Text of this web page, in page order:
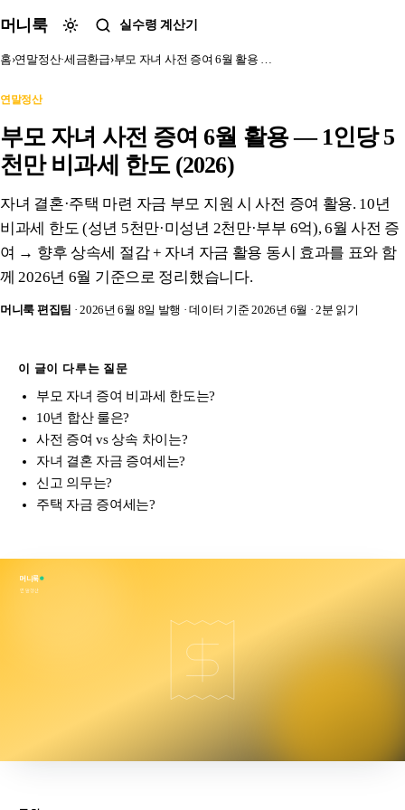
머니룩 실수령 계산기
홈›연말정산·세금환급›부모 자녀 사전 증여 6월 활용 …
연말정산
부모 자녀 사전 증여 6월 활용 — 1인당 5
천만 비과세 한도 (2026)
자녀 결혼·주택 마련 자금 부모 지원 시 사전 증여 활용. 10년
비과세 한도 (성년 5천만·미성년 2천만·부부 6억), 6월 사전 증
여 → 향후 상속세 절감 + 자녀 자금 활용 동시 효과를 표와 함
께 2026년 6월 기준으로 정리했습니다.
머니룩 편집팀 · 2026년 6월 8일 발행 · 데이터 기준 2026년 6월 · 2분 읽기
이 글이 다루는 질문
부모 자녀 증여 비과세 한도는?
10년 합산 룰은?
사전 증여 vs 상속 차이는?
자녀 결혼 자금 증여세는?
신고 의무는?
주택 자금 증여세는?
머니룩
연말정산